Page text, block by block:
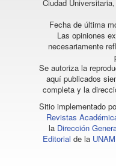
Ciudad
Fecha de última
Las opiniones
necesariamente
Se autoriza la
aquí publicados
completa y la
Sitio implementado
Revistas
la Dirección
Editorial de la UNAM